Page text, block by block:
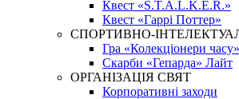
Квест «S.T.A.L.K.E.R.»
Квест «Гаррі Поттер»
СПОРТИВНО-
Гра «Колекціонери часу»
Скарби «Гепарда» Лайт
ОРГАНІЗАЦІЯ СВЯТ
Корпоративні заходи